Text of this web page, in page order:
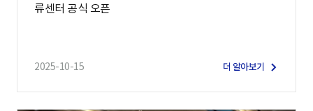
류센터 공식 오픈
2025-10-15 더 알아보기